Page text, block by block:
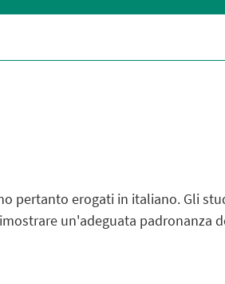
pertanto erogati in italiano. Gli
un'adeguata padronanza